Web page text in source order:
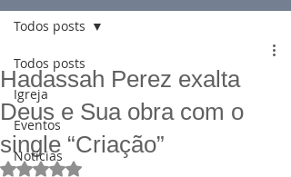
Todos posts
Igreja
Eventos
Notícias
Todos posts
Hadassah Perez exalta
Deus e Sua obra com o
single “Criação”
Avaliado com NaN de 5 estrelas.